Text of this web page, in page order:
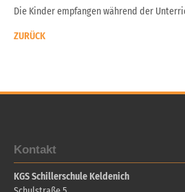
Die Kinder empfangen während der
ZURÜCK
Kontakt
KGS Schillerschule Keldenich